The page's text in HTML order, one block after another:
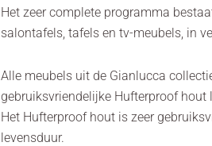
Het zeer complete programma
salontafels, tafels en tv-meubels, in
Alle meubels uit de Gianlucca
gebruiksvriendelijke Hufterproof hout
Het Hufterproof hout is zeer
levensduur.